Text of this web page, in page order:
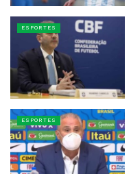
ESPORTES
ESPORTES